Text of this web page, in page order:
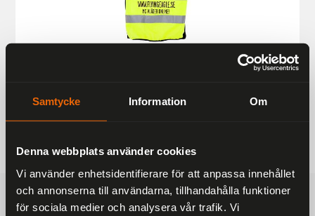
Samtycke Information Om
Denna webbplats använder cookies
Vi använder enhetsidentifierare för att anpassa innehållet
och annonserna till användarna, tillhandahålla funktioner
för sociala medier och analysera vår trafik. Vi
187 kr
249 kr
FRAKTFRITT
På alla ordrar över 2000 kr